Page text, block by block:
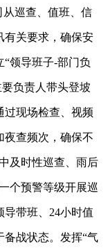
从巡查、值班、信
有关要求，确保安
领导班子-部门负
负责人带头登坡
过现场检查、视频
夜查频次，确保不
及时性巡查、雨后
个预警等级开展巡
带班、24小时值
战状态。发挥“气